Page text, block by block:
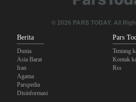
Legislator Iran: AS Akan Segera Diusir
© 2026 PARS TODAY. All
Berita
Dunia
Asia Barat
Iran
Agama
Parspedia
Disinformasi
Pars
Tentang
Kontak
Rss